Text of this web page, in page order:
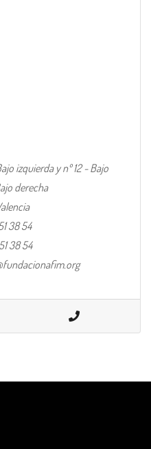
izquierda y nº 12 - Bajo
derecha
38 54
38 54